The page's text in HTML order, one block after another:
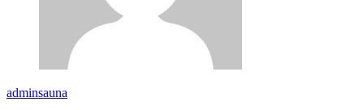
adminsauna